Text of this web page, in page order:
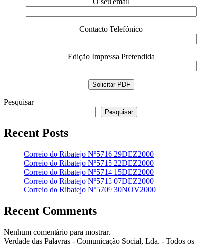
Contacto Telefónico
Edição Impressa Pretendida
Pesquisar
Pesquisar
Recent Posts
Correio do Ribatejo Nº5716 29DEZ2000
Correio do Ribatejo Nº5715 22DEZ2000
Correio do Ribatejo Nº5714 15DEZ2000
Correio do Ribatejo Nº5713 07DEZ2000
Correio do Ribatejo Nº5709 30NOV2000
Recent Comments
Nenhum comentário para mostrar.
Verdade das Palavras - Comunicação Social, Lda. - Todos os